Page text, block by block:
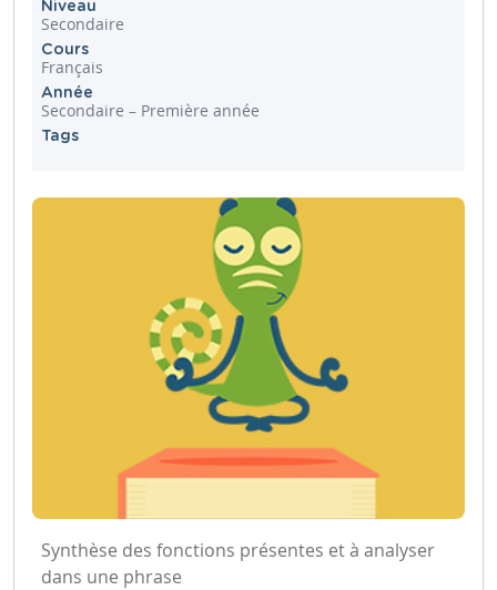
Niveau
Secondaire
Cours
Français
Année
Secondaire – Première année
Tags
Synthèse des fonctions présentes et à analyser
dans une phrase